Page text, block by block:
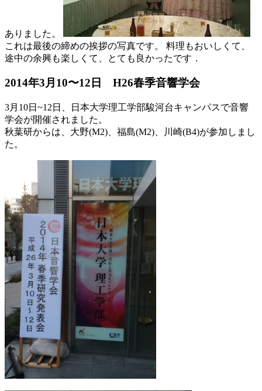
ありました。
これは最後の締めの挨拶の写真です。 料理もおいしくて、
途中の余興も楽しくて、とても良かったです．
2014年3月10〜12日 H26春季音響学会
3月10日~12日、日本大学理工学部駿河台キャンパスで音響
学会が開催されました。
秋葉研からは、大野(M2)、福島(M2)、川崎(B4)が参加しまし
た。